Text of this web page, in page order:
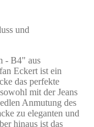
und
- B4" aus
Eckert ist ein
das perfekte
mit der Jeans
Anmutung des
zu eleganten und
hinaus ist das